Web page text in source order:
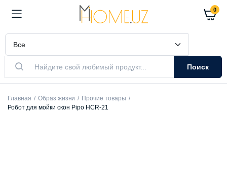
0
Поиск
Главная Образ жизни
Прочие товары
Робот для мойки окон Pipo HCR-21